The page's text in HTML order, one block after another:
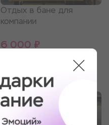
Отдых в бане для
компании
6 000 ₽